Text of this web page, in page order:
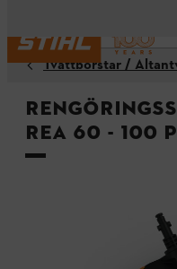
Tvättborstar /
REA 60 - 100